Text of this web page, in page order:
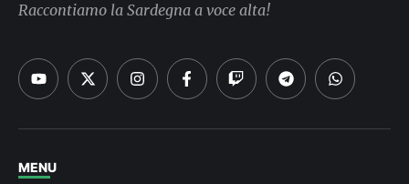
Raccontiamo la Sardegna a voce alta!
MENU